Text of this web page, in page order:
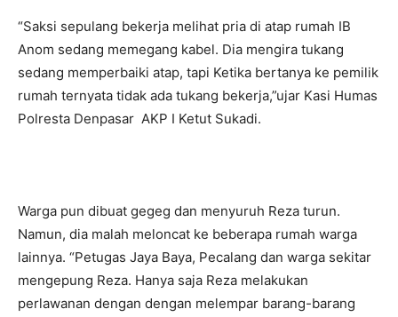
“Saksi sepulang bekerja melihat pria di atap rumah IB
Anom sedang memegang kabel. Dia mengira tukang
sedang memperbaiki atap, tapi Ketika bertanya ke pemilik
rumah ternyata tidak ada tukang bekerja,”ujar Kasi Humas
Polresta Denpasar AKP I Ketut Sukadi.
Warga pun dibuat gegeg dan menyuruh Reza turun.
Namun, dia malah meloncat ke beberapa rumah warga
lainnya. “Petugas Jaya Baya, Pecalang dan warga sekitar
mengepung Reza. Hanya saja Reza melakukan
perlawanan dengan dengan melempar barang-barang